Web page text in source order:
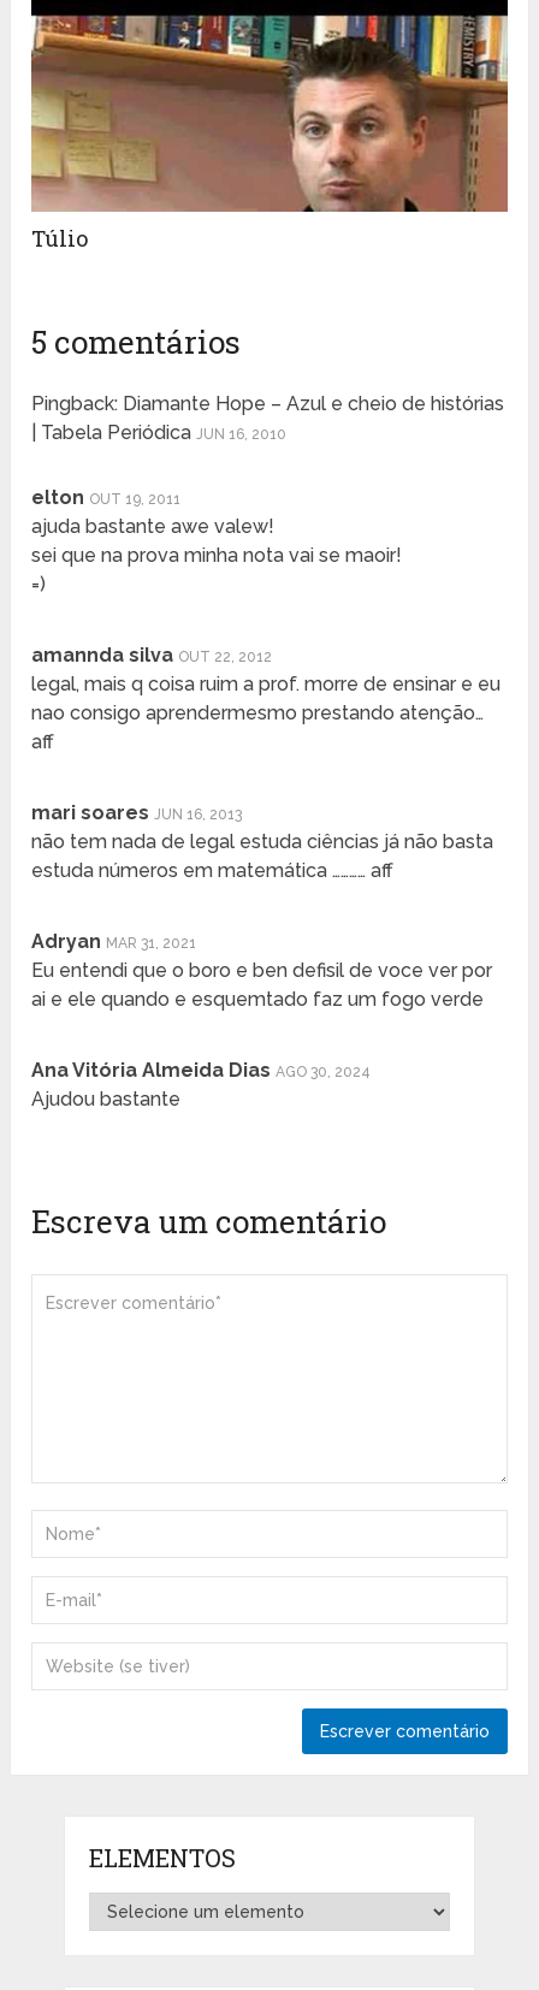
Túlio
5 comentários
Pingback: Diamante Hope – Azul e cheio de histórias
| Tabela Periódica JUN 16, 2010
elton OUT 19, 2011
ajuda bastante awe valew!
sei que na prova minha nota vai se maoir!
=)
amannda silva OUT 22, 2012
legal, mais q coisa ruim a prof. morre de ensinar e eu
nao consigo aprendermesmo prestando atenção…
aff
mari soares JUN 16, 2013
não tem nada de legal estuda ciências já não basta
estuda números em matemática ………… aff
Adryan MAR 31, 2021
Eu entendi que o boro e ben defisil de voce ver por
ai e ele quando e esquemtado faz um fogo verde
Ana Vitória Almeida Dias AGO 30, 2024
Ajudou bastante
Escreva um comentário
ELEMENTOS